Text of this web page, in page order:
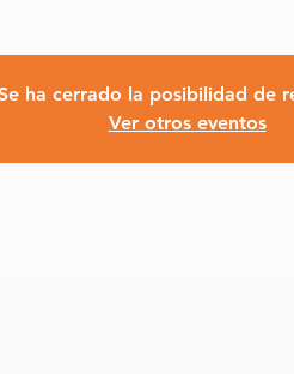
ha cerrado la posibilidad de
Ver otros eventos